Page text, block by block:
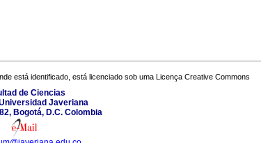
está identificado, está licenciado sob uma Licença Creative Commons
de Ciencias
Javeriana
Bogotá, D.C. Colombia